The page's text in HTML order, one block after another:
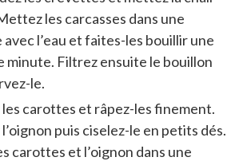
les carcasses dans une
avec l’eau et faites-les bouillir une
minute. Filtrez ensuite le bouillon
le.
les carottes et râpez-les finement.
puis ciselez-le en petits dés.
carottes et l’oignon dans une